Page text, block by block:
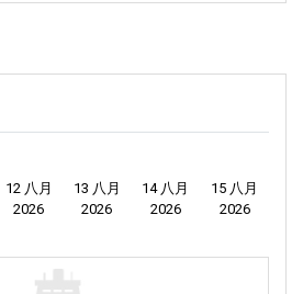
63/80号，邮编83000。这不仅仅是一个
岛、小长岛及其他目的地的起点。
12 八月
2026
13 八月
2026
14 八月
2026
15 八月
2026